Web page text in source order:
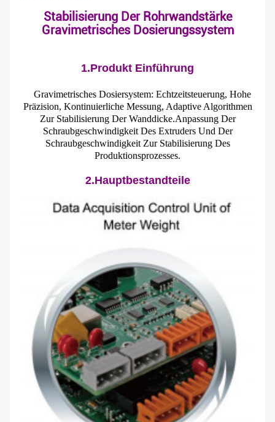
Stabilisierung Der Rohrwandstärke
Gravimetrisches Dosierungssystem
1.Produkt Einführung
Gravimetrisches Dosiersystem: Echtzeitsteuerung, Hohe
Präzision, Kontinuierliche Messung, Adaptive Algorithmen
Zur Stabilisierung Der Wanddicke.Anpassung Der
Schraubgeschwindigkeit Des Extruders Und Der
Schraubgeschwindigkeit Zur Stabilisierung Des
Produktionsprozesses.
2.Hauptbestandteile